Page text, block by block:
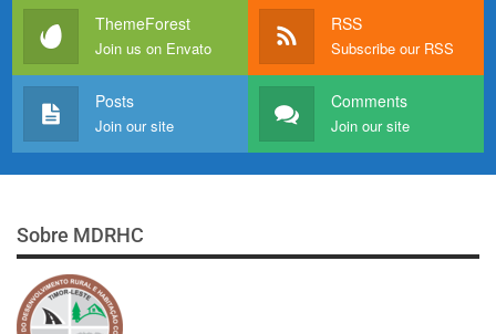
ThemeForest
Join us on Envato
RSS
Subscribe our RSS
Posts
Join our site
Comments
Join our site
Sobre MDRHC